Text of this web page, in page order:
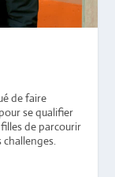
de faire
se qualifier
de parcourir
challenges.